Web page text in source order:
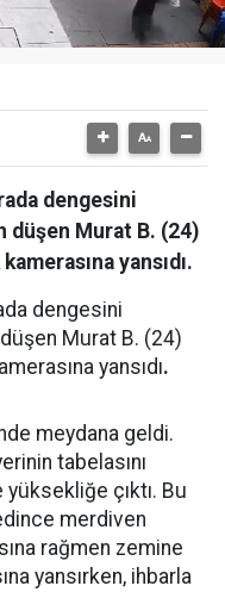
dengesini
düşen Murat B. (24)
yansıdı.
dengesini
Murat B. (24)
yansıdı.
meydana geldi.
tabelasını
çıktı. Bu
merdiven
rağmen zemine
yansırken, ihbarla